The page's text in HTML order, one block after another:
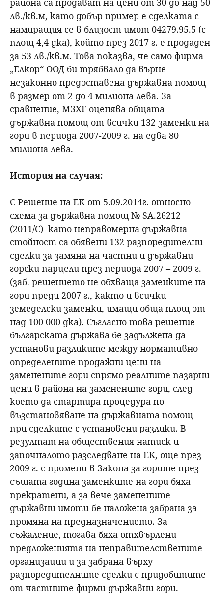
лв./кв.м, като добър пример е сделката с
намиращия се в близост имот 04279.95.5 (с
площ 4,4 дка), който през 2017 г. е продаден
за 53 лв./кв.м. Това показва, че само фирма
„Елкор“ ООД би трябвало да върне
незаконно предоставена държавна помощ
в размер от 2 до 4 милиона лева. За
сравнение, МЗХГ оценява общата
държавна помощ от всички 132 заменки на
гори в периода 2007-2009 г. на едва 80
милиона лева.
История на случая:
С Решение на ЕК от 5.09.2014г. относно
схема за държавна помощ № SA.26212
(2011/C) като неправомерна държавна
стойност са обявени 132 разпоредителни
сделки за замяна на частни и държавни
горски парцели през периода 2007 – 2009 г.
(заб. решението не обхваща заменките на
гори преди 2007 г., както и всички
земеделски заменки, имащи обща площ от
над 100 000 дка). Съгласно това решение
българската държава бе задължена да
установи разликите между нормативно
определените продажни цени на
заменените гори спрямо реалните пазарни
цени в района на заменените гори, след
което да стартира процедура по
възстановяване на държавната помощ
при сделките с установени разлики. В
резултат на обществения натиск и
започналото разследване на ЕК, още през
2009 г. с промени в Закона за горите през
същата година заменките на гори бяха
прекратени, а за вече заменените
държавни имоти бе наложена забрана за
промяна на предназначението. За
съжаление, тогава бяха отхвърлени
предложенията на неправителствените
организации и за забрана върху
разпоредителните сделки с придобитите
от частните фирми държавни гори.